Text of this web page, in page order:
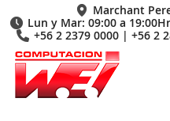
Marchant
Lun y Mar: 09:00 a
+56 2 2379 0000 | +56 2